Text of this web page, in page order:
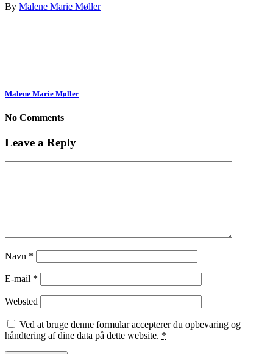
By Malene Marie Møller
Malene Marie Møller
No Comments
Leave a Reply
Navn *
E-mail *
Websted
Ved at bruge denne formular accepterer du opbevaring og
håndtering af dine data på dette website. *